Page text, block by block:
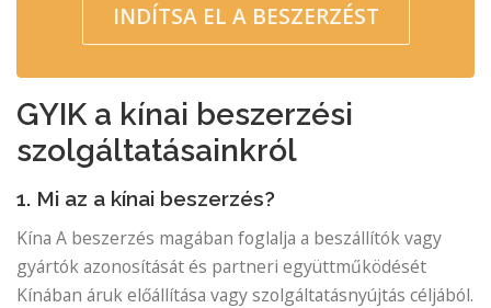
INDÍTSA EL A BESZERZÉST
GYIK a kínai beszerzési
szolgáltatásainkról
1. Mi az a kínai beszerzés?
Kína A beszerzés magában foglalja a beszállítók vagy
gyártók azonosítását és partneri együttműködését
Kínában áruk előállítása vagy szolgáltatásnyújtás céljából.